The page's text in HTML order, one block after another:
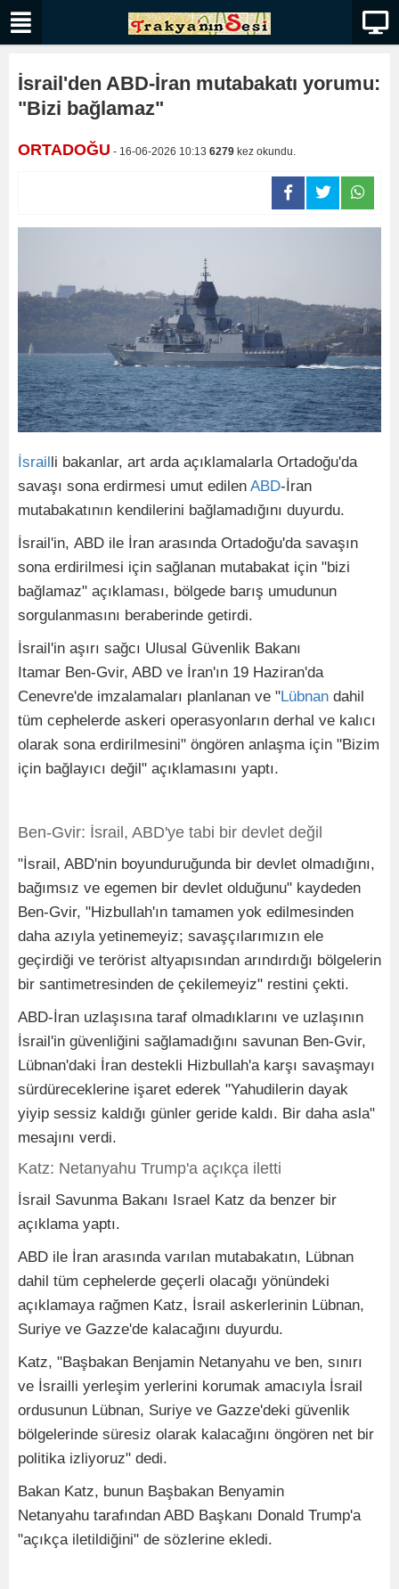
İsrail'den ABD-İran mutabakatı yorumu:
"Bizi bağlamaz"
ORTADOĞU - 16-06-2026 10:13 6279 kez okundu.
İsrailli bakanlar, art arda açıklamalarla Ortadoğu'da
savaşı sona erdirmesi umut edilen ABD-İran
mutabakatının kendilerini bağlamadığını duyurdu.
İsrail'in, ABD ile İran arasında Ortadoğu'da savaşın
sona erdirilmesi için sağlanan mutabakat için "bizi
bağlamaz" açıklaması, bölgede barış umudunun
sorgulanmasını beraberinde getirdi.
İsrail'in aşırı sağcı Ulusal Güvenlik Bakanı
Itamar Ben-Gvir, ABD ve İran'ın 19 Haziran'da
Cenevre'de imzalamaları planlanan ve "Lübnan dahil
tüm cephelerde askeri operasyonların derhal ve kalıcı
olarak sona erdirilmesini" öngören anlaşma için "Bizim
için bağlayıcı değil" açıklamasını yaptı.
Ben-Gvir: İsrail, ABD'ye tabi bir devlet değil
"İsrail, ABD'nin boyunduruğunda bir devlet olmadığını,
bağımsız ve egemen bir devlet olduğunu" kaydeden
Ben-Gvir, "Hizbullah'ın tamamen yok edilmesinden
daha azıyla yetinemeyiz; savaşçılarımızın ele
geçirdiği ve terörist altyapısından arındırdığı bölgelerin
bir santimetresinden de çekilemeyiz" restini çekti.
ABD-İran uzlaşısına taraf olmadıklarını ve uzlaşının
İsrail'in güvenliğini sağlamadığını savunan Ben-Gvir,
Lübnan'daki İran destekli Hizbullah'a karşı savaşmayı
sürdüreceklerine işaret ederek "Yahudilerin dayak
yiyip sessiz kaldığı günler geride kaldı. Bir daha asla"
mesajını verdi.
Katz: Netanyahu Trump'a açıkça iletti
İsrail Savunma Bakanı Israel Katz da benzer bir
açıklama yaptı.
ABD ile İran arasında varılan mutabakatın, Lübnan
dahil tüm cephelerde geçerli olacağı yönündeki
açıklamaya rağmen Katz, İsrail askerlerinin Lübnan,
Suriye ve Gazze'de kalacağını duyurdu.
Katz, "Başbakan Benjamin Netanyahu ve ben, sınırı
ve İsrailli yerleşim yerlerini korumak amacıyla İsrail
ordusunun Lübnan, Suriye ve Gazze'deki güvenlik
bölgelerinde süresiz olarak kalacağını öngören net bir
politika izliyoruz" dedi.
Bakan Katz, bunun Başbakan Benyamin
Netanyahu tarafından ABD Başkanı Donald Trump'a
"açıkça iletildiğini" de sözlerine ekledi.